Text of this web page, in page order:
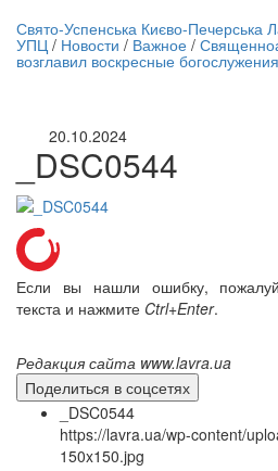
трансляция | 12 сентября
Свято-Успенська Києво-Печерська
УПЦ / Новости / Важное /
возглавил воскресные богослужения
20.10.2024
_DSC0544
Если вы нашли ошибку,
текста и нажмите Ctrl+Enter.
Редакция сайта www.lavra.ua
Поделиться в соцсетях
_DSC0544
https://lavra.ua/wp-content/
150x150.jpg